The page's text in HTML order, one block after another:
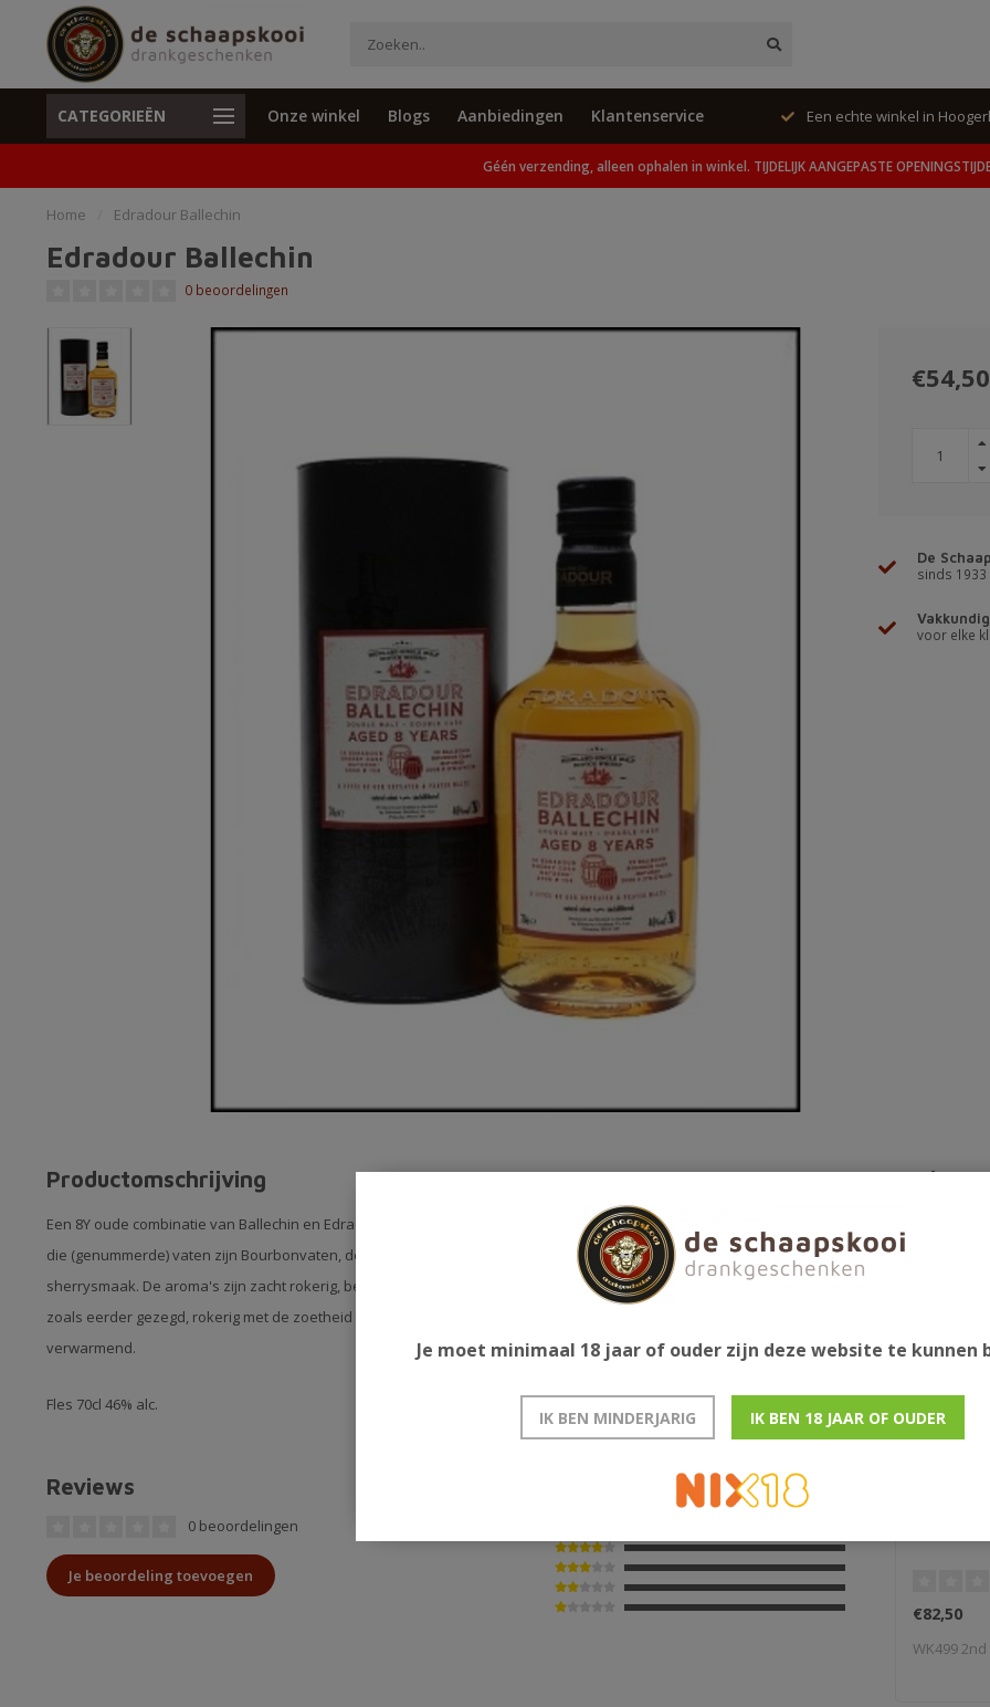
CATEGORIEËN Onze winkel Blogs Aanbiedingen Klantenservice
Unieke cadeaus en specials Geen verzending, alleen ophalen in winkel. Een echte winkel in
Géén verzending, alleen ophalen in winkel. TIJDELIJK AANGEPASTE
Home Edradour Ballechin
Edradour Ballechin
0 beoordelingen
€54,50
De
sinds 1933
voor elke
Productomschrijving
Een 8Y oude combinatie van Ballechin en Edradour. Voor de lagerinig zijn er vier verschillende vaten gebruikt. Drie van
die (genummerde) vaten zijn Bourbonvaten, de vierde is een Sherryvat. De combinatie is bijzonder, zowel rokerig als
sherrysmaak. De aroma's zijn zacht rokerig, beetje turf met gelijk daarna sherry, kaneel en sinaasappel. De smaak is
zoals eerder gezegd, rokerig met de zoetheid van sherry en zachte kruidigheid. De afdronk is lang, zoetig en
verwarmend.
Fles 70cl 46% alc.
Reviews
0 beoordelingen
Je beoordeling toevoegen
€82,50
WK499
Je moet minimaal 18 jaar of ouder zijn deze website te kunnen
IK BEN MINDERJARIG IK BEN 18 JAAR OF OUDER